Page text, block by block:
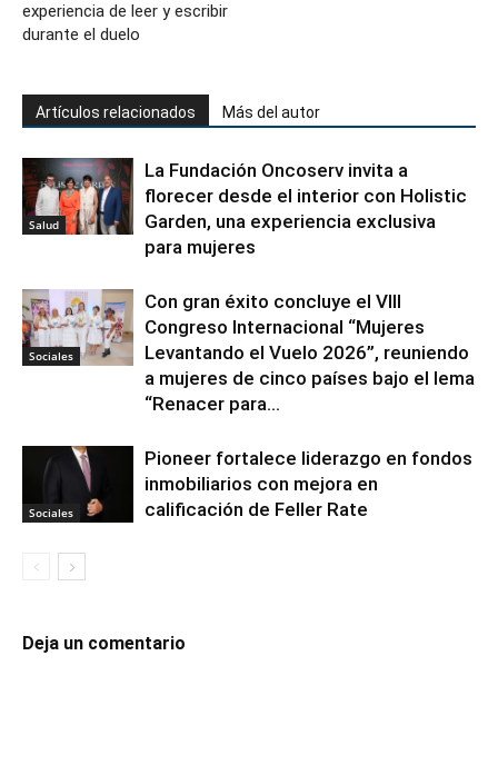
experiencia de leer y escribir
durante el duelo
Artículos relacionados Más del autor
Salud
La Fundación Oncoserv invita a
florecer desde el interior con Holistic
Garden, una experiencia exclusiva
para mujeres
Sociales
Con gran éxito concluye el VIII
Congreso Internacional “Mujeres
Levantando el Vuelo 2026”, reuniendo
a mujeres de cinco países bajo el lema
“Renacer para...
Sociales
Pioneer fortalece liderazgo en fondos
inmobiliarios con mejora en
calificación de Feller Rate
Deja un comentario